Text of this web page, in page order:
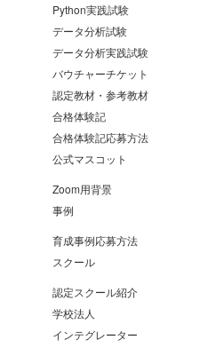
Python実践試験
データ分析試験
データ分析実践試験
バウチャーチケット
認定教材・参考教材
合格体験記
合格体験記応募方法
公式マスコット
Zoom用背景
事例
育成事例応募方法
スクール
認定スクール紹介
学校法人
インテグレーター